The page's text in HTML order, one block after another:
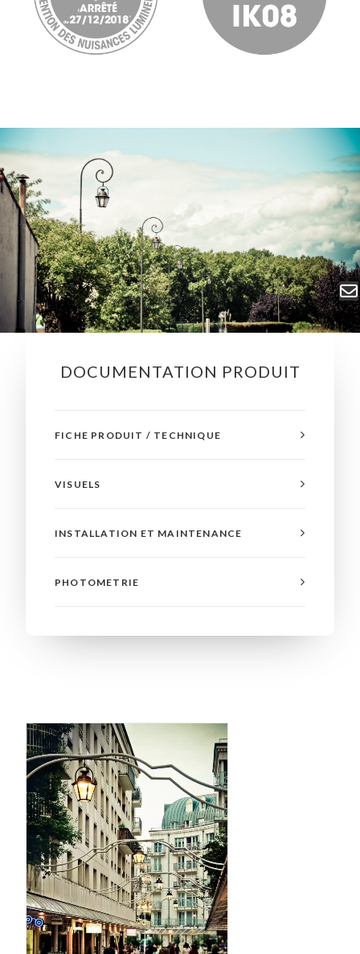
DOCUMENTATION PRODUIT
FICHE PRODUIT / TECHNIQUE
VISUELS
INSTALLATION ET MAINTENANCE
PHOTOMETRIE